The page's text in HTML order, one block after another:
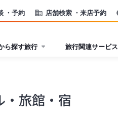
・予約 店舗検索 ・来店予約
ら探す旅行 旅行関連サービス
・旅館・宿